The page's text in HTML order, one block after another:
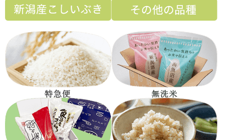
ました。主人と娘も絶賛で、一気にお米の消費量が増えました!
冷めても美味しいので暑い日は冷やご飯でも本当に美味しいで
：なてまま さま
2021/06/14
5
【美味しい】
冷めても美味しいです。
無洗米なので水さえ入れれば洗う手間も省けるので家事の時短に
もなり、助かります。
：みつこさん さま
2021/04/28